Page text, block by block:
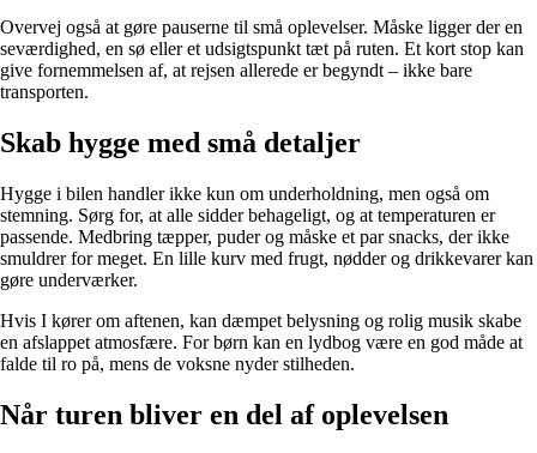
Overvej også at gøre pauserne til små oplevelser. Måske ligger der en
seværdighed, en sø eller et udsigtspunkt tæt på ruten. Et kort stop kan
give fornemmelsen af, at rejsen allerede er begyndt – ikke bare
transporten.
Skab hygge med små detaljer
Hygge i bilen handler ikke kun om underholdning, men også om
stemning. Sørg for, at alle sidder behageligt, og at temperaturen er
passende. Medbring tæpper, puder og måske et par snacks, der ikke
smuldrer for meget. En lille kurv med frugt, nødder og drikkevarer kan
gøre underværker.
Hvis I kører om aftenen, kan dæmpet belysning og rolig musik skabe
en afslappet atmosfære. For børn kan en lydbog være en god måde at
falde til ro på, mens de voksne nyder stilheden.
Når turen bliver en del af oplevelsen